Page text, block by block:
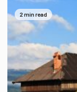
2 min read